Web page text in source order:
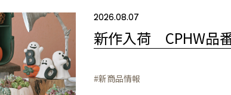
2026.08.07
新作入荷 CPHW品
#新商品情報